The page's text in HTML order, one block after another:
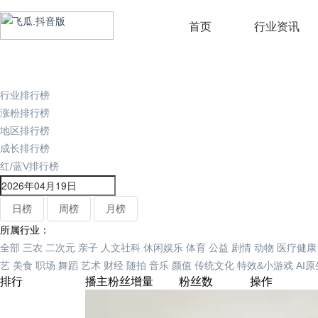
首页 行业资讯
行业排行榜
涨粉排行榜
地区排行榜
成长排行榜
红/蓝V排行榜
日榜 周榜
月榜
所属行业：
全部 三农 二次元 亲子 人文社科 休闲娱乐 体育 公益 剧情 动物 医疗健康
艺 美食 职场 舞蹈 艺术 财经 随拍 音乐 颜值 传统文化 特效&小游戏 AI原
排行 播主粉丝增量 粉丝数 操作